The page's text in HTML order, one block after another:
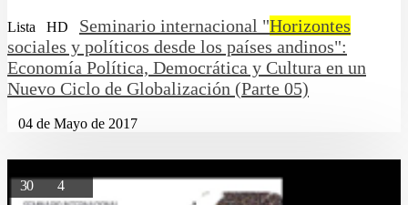
Lista HD Seminario internacional "Horizontes
sociales y políticos desde los países andinos":
Economía Política, Democrática y Cultura en un
Nuevo Ciclo de Globalización (Parte 05)
04 de Mayo de 2017
30 4